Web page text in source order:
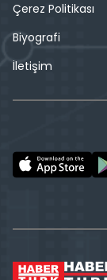
Çerez Politikası
Biyografi
İletişim